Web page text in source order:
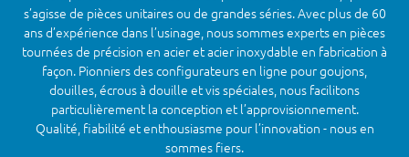
s’agisse de pièces unitaires ou de grandes séries. Avec plus de 60
ans d’expérience dans l’usinage, nous sommes experts en pièces
tournées de précision en acier et acier inoxydable en fabrication à
façon. Pionniers des configurateurs en ligne pour goujons,
douilles, écrous à douille et vis spéciales, nous facilitons
particulièrement la conception et l’approvisionnement.
Qualité, fiabilité et enthousiasme pour l’innovation - nous en
sommes fiers.